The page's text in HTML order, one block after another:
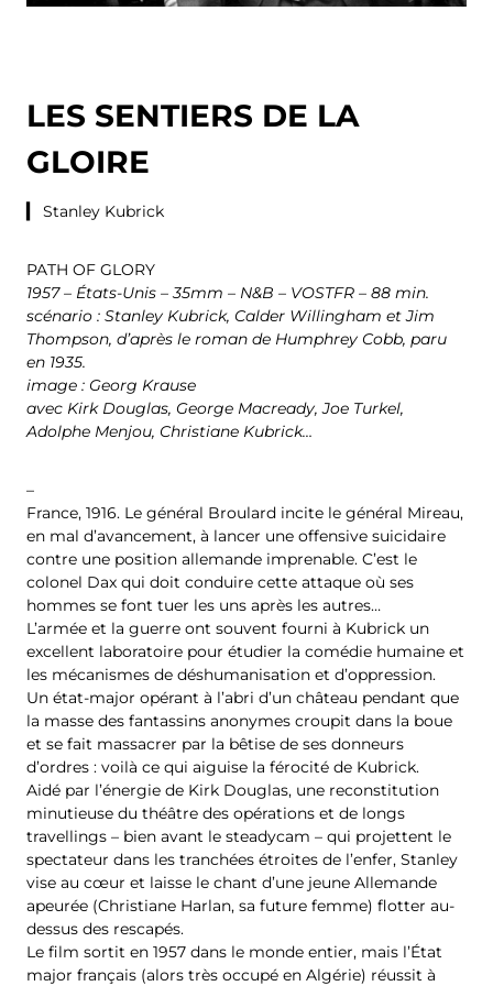
LES SENTIERS DE LA
GLOIRE
Stanley Kubrick
PATH OF GLORY
1957 – États-Unis – 35mm – N&B – VOSTFR – 88 min.
scénario : Stanley Kubrick, Calder Willingham et Jim
Thompson, d’après le roman de Humphrey Cobb, paru
en 1935.
image : Georg Krause
avec Kirk Douglas, George Macready, Joe Turkel,
Adolphe Menjou, Christiane Kubrick…
–
France, 1916. Le général Broulard incite le général Mireau,
en mal d’avancement, à lancer une offensive suicidaire
contre une position allemande imprenable. C’est le
colonel Dax qui doit conduire cette attaque où ses
hommes se font tuer les uns après les autres…
L’armée et la guerre ont souvent fourni à Kubrick un
excellent laboratoire pour étudier la comédie humaine et
les mécanismes de déshumanisation et d’oppression.
Un état-major opérant à l’abri d’un château pendant que
la masse des fantassins anonymes croupit dans la boue
et se fait massacrer par la bêtise de ses donneurs
d’ordres : voilà ce qui aiguise la férocité de Kubrick.
Aidé par l’énergie de Kirk Douglas, une reconstitution
minutieuse du théâtre des opérations et de longs
travellings – bien avant le steadycam – qui projettent le
spectateur dans les tranchées étroites de l’enfer, Stanley
vise au cœur et laisse le chant d’une jeune Allemande
apeurée (Christiane Harlan, sa future femme) flotter au-
dessus des rescapés.
Le film sortit en 1957 dans le monde entier, mais l’État
major français (alors très occupé en Algérie) réussit à